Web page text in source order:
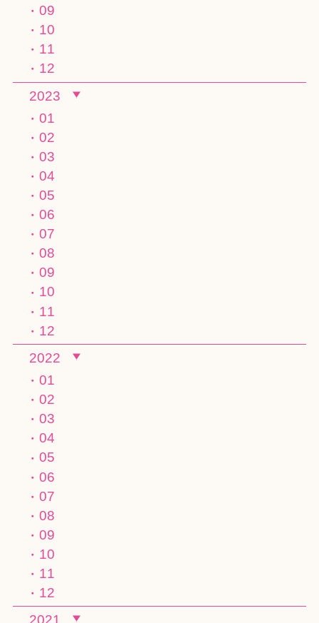
09
10
11
12
2023
01
02
03
04
05
06
07
08
09
10
11
12
2022
01
02
03
04
05
06
07
08
09
10
11
12
2021